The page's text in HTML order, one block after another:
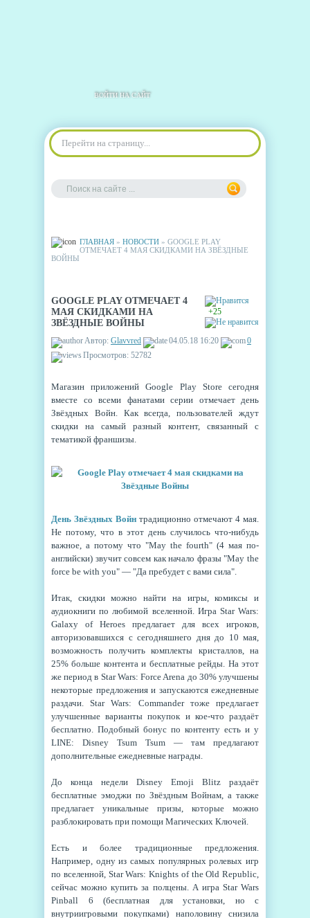
ВОЙТИ НА САЙТ
Перейти на страницу...
ГЛАВНАЯ » НОВОСТИ » GOOGLE PLAY
ОТМЕЧАЕТ 4 МАЯ СКИДКАМИ НА ЗВЁЗДНЫЕ
ВОЙНЫ
+25
GOOGLE PLAY ОТМЕЧАЕТ 4
МАЯ СКИДКАМИ НА
ЗВЁЗДНЫЕ ВОЙНЫ
Автор: Glavvred 04.05.18 16:20
0
Просмотров: 52782
Магазин приложений Google Play Store сегодня
вместе со всеми фанатами серии отмечает день
Звёздных Войн. Как всегда, пользователей ждут
скидки на самый разный контент, связанный с
тематикой франшизы.
День Звёздных Войн традиционно отмечают 4 мая.
Не потому, что в этот день случилось что-нибудь
важное, а потому что "May the fourth" (4 мая по-
английски) звучит совсем как начало фразы "May the
force be with you" — "Да пребудет с вами сила".
Итак, скидки можно найти на игры, комиксы и
аудиокниги по любимой вселенной. Игра Star Wars:
Galaxy of Heroes предлагает для всех игроков,
авторизовавшихся с сегодняшнего дня до 10 мая,
возможность получить комплекты кристаллов, на
25% больше контента и бесплатные рейды. На этот
же период в Star Wars: Force Arena до 30% улучшены
некоторые предложения и запускаются ежедневные
раздачи. Star Wars: Commander тоже предлагает
улучшенные варианты покупок и кое-что раздаёт
бесплатно. Подобный бонус по контенту есть и у
LINE: Disney Tsum Tsum — там предлагают
дополнительные ежедневные награды.
До конца недели Disney Emoji Blitz раздаёт
бесплатные эмоджи по Звёздным Войнам, а также
предлагает уникальные призы, которые можно
разблокировать при помощи Магических Ключей.
Есть и более традиционные предложения.
Например, одну из самых популярных ролевых игр
по вселенной, Star Wars: Knights of the Old Republic,
сейчас можно купить за полцены. А игра Star Wars
Pinball 6 (бесплатная для установки, но с
внутриигровыми покупками) наполовину снизила